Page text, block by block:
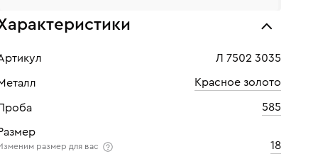
Л 7502 3035
Красное золото
585
размер для вас 18